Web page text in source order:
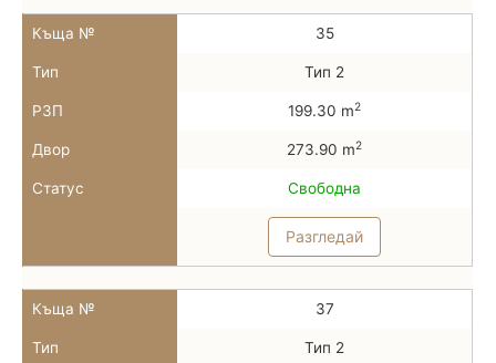
Къща № 35
Тип Тип 2
РЗП 199.30 m2
Двор 273.90 m2
Статус Свободна
Разгледай
Къща № 37
Тип Тип 2